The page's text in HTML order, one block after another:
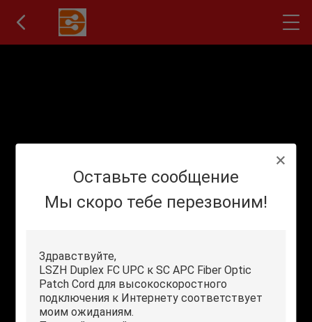
Оставьте сообщение
Мы скоро тебе перезвоним!